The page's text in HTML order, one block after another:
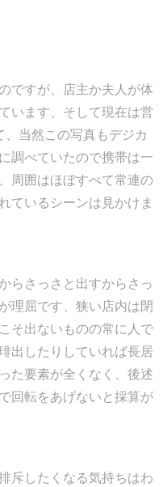
ですが、店主か夫人が体
います、そして現在は営
当然この写真もデジカ
調べていたので携帯は一
周囲はほぼすべて常連の
ているシーンは見かけま
らさっさと出すからさっ
理屈です、狭い店内は閉
そ出ないものの常に人で
出したりしていれば長居
た要素が全くなく、後述
回転をあげないと採算が
斥したくなる気持ちはわ